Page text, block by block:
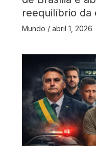
reequilíbrio da
Mundo / abril 1, 2026